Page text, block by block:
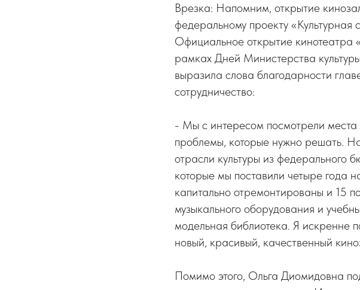
Врезка: Напомним, открытие
федеральному проекту «Культурная
Официальное открытие кинотеатра
рамках Дней Министерства
выразила слова благодарности
сотрудничество:
- Мы с интересом посмотрели места
проблемы, которые нужно решать.
отрасли культуры из федерального
которые мы поставили четыре года
капитально отремонтированы и 15
музыкального оборудования и
модельная библиотека. Я искренне
новый, красивый, качественный
Помимо этого, Ольга Диомидовна